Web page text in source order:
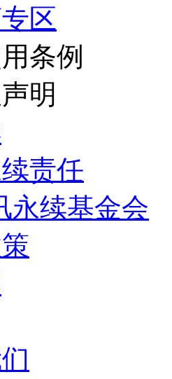
区
条例
明
责任
永续基金会